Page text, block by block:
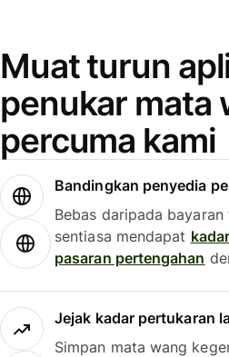
Muat turun
penukar mata
percuma kami
Bandingkan penyedia
Bebas daripada
sentiasa mendapat
pasaran pertengahan
Jejak kadar pertukaran
Simpan mata wang